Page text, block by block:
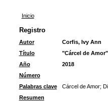
Inicio
Registro
Autor
Corfis, Ivy Ann
Título
"Cárcel de
Año
2018
Número
Palabras clave
Cárcel de Amor;
Resumen